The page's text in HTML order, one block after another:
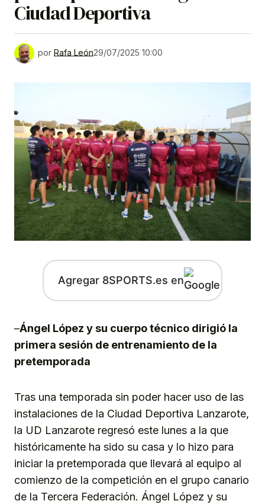
Ciudad Deportiva
por Rafa León29/07/2025 10:00
Agregar 8SPORTS.es en
–Ángel López y su cuerpo técnico dirigió la
primera sesión de entrenamiento de la
pretemporada
Tras una temporada sin poder hacer uso de las
instalaciones de la Ciudad Deportiva Lanzarote,
la UD Lanzarote regresó este lunes a la que
históricamente ha sido su casa y lo hizo para
iniciar la pretemporada que llevará al equipo al
comienzo de la competición en el grupo canario
de la Tercera Federación. Ángel López y su